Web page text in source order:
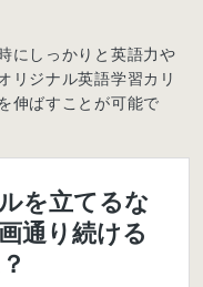
にしっかりと英語力や
リジナル英語学習カリ
伸ばすことが可能で